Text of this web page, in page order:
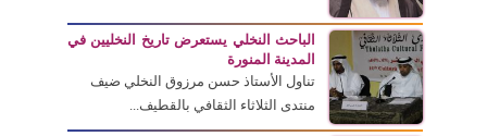
الباحث النخلي يستعرض تاريخ النخليين في
المدينة المنورة
تناول الأستاذ حسن مرزوق النخلي ضيف
منتدى الثلاثاء الثقافي بالقطيف...